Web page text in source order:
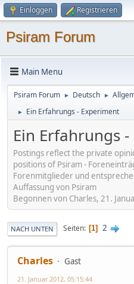
Einloggen Registrieren
Psiram Forum
Main Menu
Psiram Forum ► Deutsch ►
► Ein Erfahrungs - Experiment
Ein Erfahrungs
Postings reflect the private
positions of Psiram -
Forenmitglieder und
Auffassung von Psiram
Begonnen von Charles, 21.
NACH UNTEN Seiten 1 2
Charles Gast
21. Januar 2012, 05:15:44